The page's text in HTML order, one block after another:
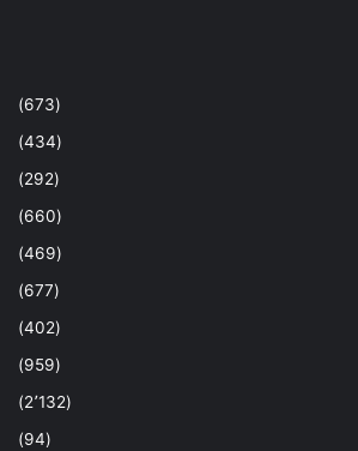
(673)
(434)
(292)
(660)
(469)
(677)
(402)
(959)
(2٬132)
(94)